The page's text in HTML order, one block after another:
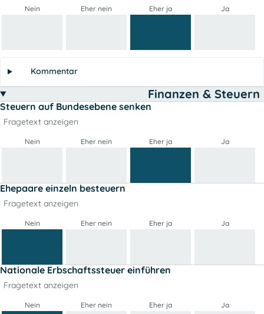
Nein Eher nein Eher ja Ja
Kommentar
Finanzen & Steuern
Steuern auf Bundesebene senken
Fragetext anzeigen
Nein Eher nein Eher ja Ja
Ehepaare einzeln besteuern
Fragetext anzeigen
Nein Eher nein Eher ja Ja
Nationale Erbschaftssteuer einführen
Fragetext anzeigen
Nein Eher nein Eher ja Ja